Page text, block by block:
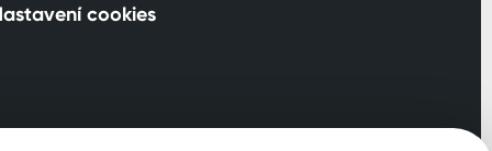
cookies